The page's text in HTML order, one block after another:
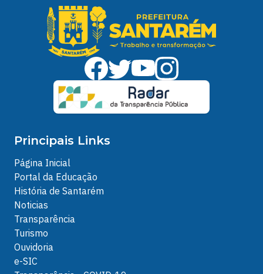
Principais Links
Página Inicial
Portal da Educação
História de Santarém
Noticias
Transparência
Turismo
Ouvidoria
e-SIC